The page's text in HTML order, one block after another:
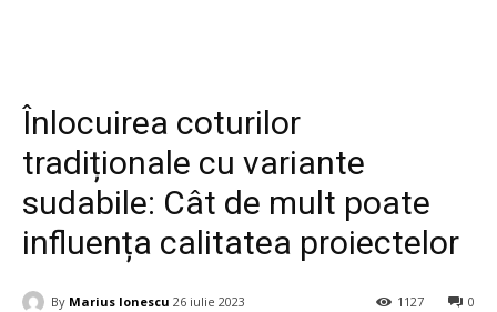
Înlocuirea coturilor
tradiționale cu variante
sudabile: Cât de mult poate
influența calitatea proiectelor
By Marius Ionescu 26 iulie 2023 0
1127